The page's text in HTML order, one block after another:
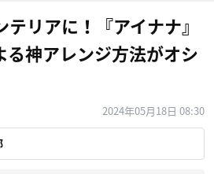
リアに！『アイナナ』
る神アレンジ方法がオシ
2024年05月18日 08:30